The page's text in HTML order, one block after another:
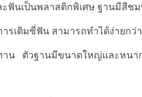
ฟันเป็นพลาสติกพิเศษ ฐานมีสีช
รเติมซี่ฟัน สามารถทำได้ง่ายกว่า
าน ตัวฐานมีขนาดใหญ่และหนา